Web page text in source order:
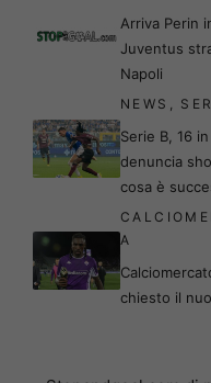
Arriva Perin
Juventus
Napoli
NEWS
Serie B, 16
denuncia
cosa è
A
chiesto il